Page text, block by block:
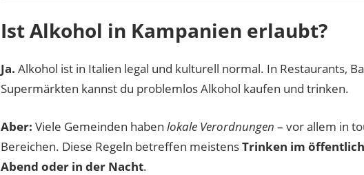
Ist Alkohol in Kampanien erlaubt?
Ja. Alkohol ist in Italien legal und kulturell normal. In Restaurants,
Supermärkten kannst du problemlos Alkohol kaufen und trinken.
Aber: Viele Gemeinden haben lokale Verordnungen – vor allem in
Bereichen. Diese Regeln betreffen meistensTrinken im
Abend oder in der Nacht.